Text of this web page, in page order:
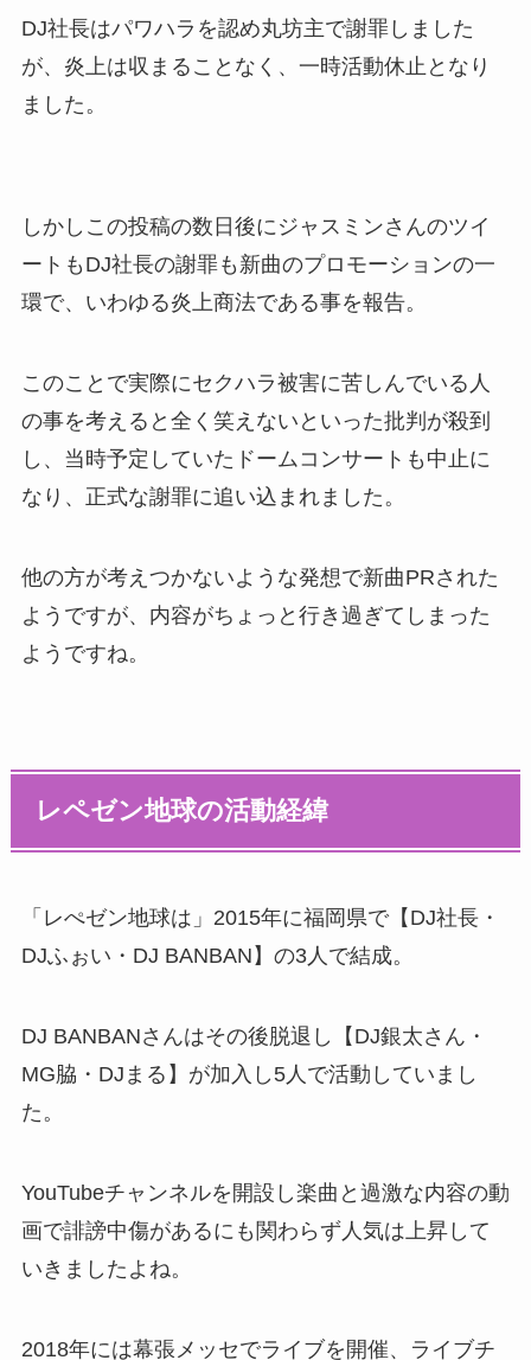
DJ社長はパワハラを認め丸坊主で謝罪しました
が、炎上は収まることなく、一時活動休止となり
ました。
しかしこの投稿の数日後にジャスミンさんのツイ
ートもDJ社長の謝罪も新曲のプロモーションの一
環で、いわゆる炎上商法である事を報告。
このことで実際にセクハラ被害に苦しんでいる人
の事を考えると全く笑えないといった批判が殺到
し、当時予定していたドームコンサートも中止に
なり、正式な謝罪に追い込まれました。
他の方が考えつかないような発想で新曲PRされた
ようですが、内容がちょっと行き過ぎてしまった
ようですね。
レペゼン地球の活動経緯
「レぺゼン地球は」2015年に福岡県で【DJ社長・
DJふぉい・DJ BANBAN】の3人で結成。
DJ BANBANさんはその後脱退し【DJ銀太さん・
MG脇・DJまる】が加入し5人で活動していまし
た。
YouTubeチャンネルを開設し楽曲と過激な内容の動
画で誹謗中傷があるにも関わらず人気は上昇して
いきましたよね。
2018年には幕張メッセでライブを開催、ライブチ